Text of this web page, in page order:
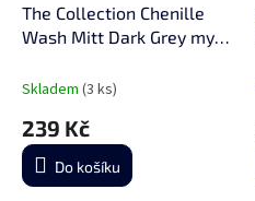
The Collection Chenille
Wash Mitt Dark Grey mycí
Skladem (3 ks)
239 Kč
Do košíku